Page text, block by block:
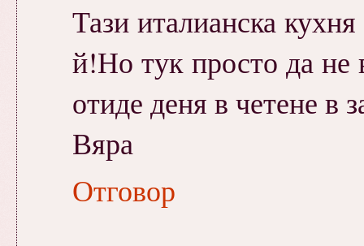
Тази италианска
й!Но тук просто да не
отиде деня в четене в
Вяра
Отговор